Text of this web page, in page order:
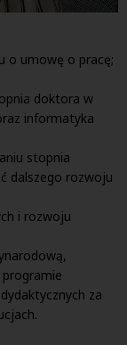
o umowę o pracę;
doktora w
informatyka
stopnia
dalszego rozwoju
i rozwoju
za